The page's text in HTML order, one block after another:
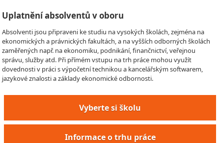
Uplatnění absolventů v oboru
Absolventi jsou připraveni ke studiu na vysokých školách, zejména na
ekonomických a právnických fakultách, a na vyšších odborných školách
zaměřených např. na ekonomiku, podnikání, finančnictví, veřejnou
správu, služby atd. Při přímém vstupu na trh práce mohou využít
dovednosti v práci s výpočetní technikou a kancelářským softwarem,
jazykové znalosti a základy ekonomické odbornosti.
Vyberte si školu
Informace o trhu práce